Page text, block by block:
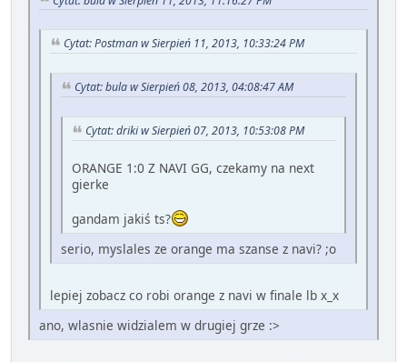
Cytat: Postman w Sierpień 11, 2013, 10:33:24 PM
Cytat: bula w Sierpień 08, 2013, 04:08:47 AM
Cytat: driki w Sierpień 07, 2013, 10:53:08 PM
ORANGE 1:0 Z NAVI GG, czekamy na next
gierke
gandam jakiś ts?
serio, myslales ze orange ma szanse z navi? ;o
lepiej zobacz co robi orange z navi w finale lb x_x
ano, wlasnie widzialem w drugiej grze :>